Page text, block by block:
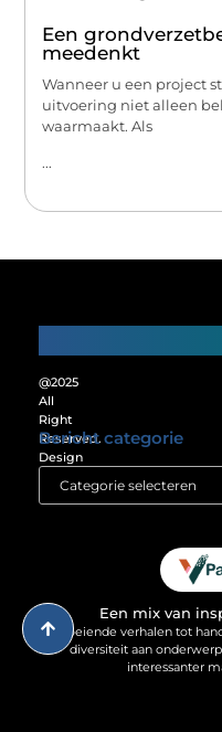
Een
meedenkt
Wanneer u een project
uitvoering niet alleen
waarmaakt. Als
...
@2025
All
Right
Reserved.
Design
www.passion4web.nl.
Bericht categorie
Een mix van
Van boeiende verhalen tot
diversiteit aan
interessanter